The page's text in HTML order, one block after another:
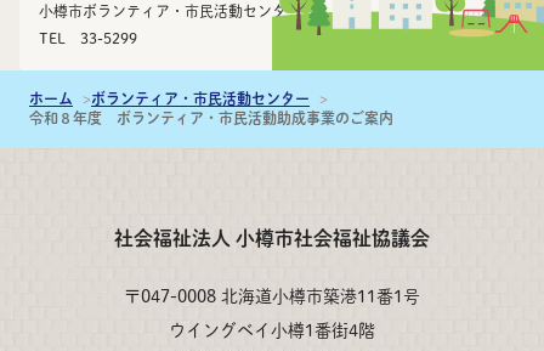
小樽市ボランティア・市民活動センター
TEL 33-5299
ホーム
ボランティア・市民活動センター
令和８年度 ボランティア・市民活動助成事業のご案内
社会福祉法人 小樽市社会福祉協議会
〒047-0008 北海道小樽市築港11番1号
ウイングベイ小樽1番街4階